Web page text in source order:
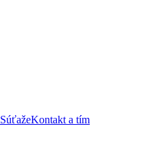
SúťažeKontakt a tím